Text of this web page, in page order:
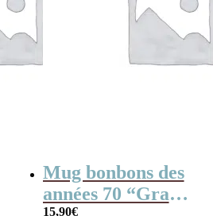
Mug bonbons des
années 70 “Grand-
15,90€